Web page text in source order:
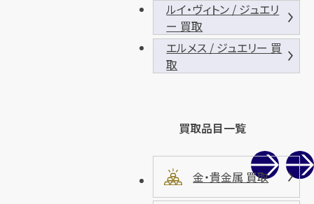
ルイ・ヴィトン / ジュエリ
ー 買取
エルメス / ジュエリー 買
取
買取品目一覧
金・貴金属 買取